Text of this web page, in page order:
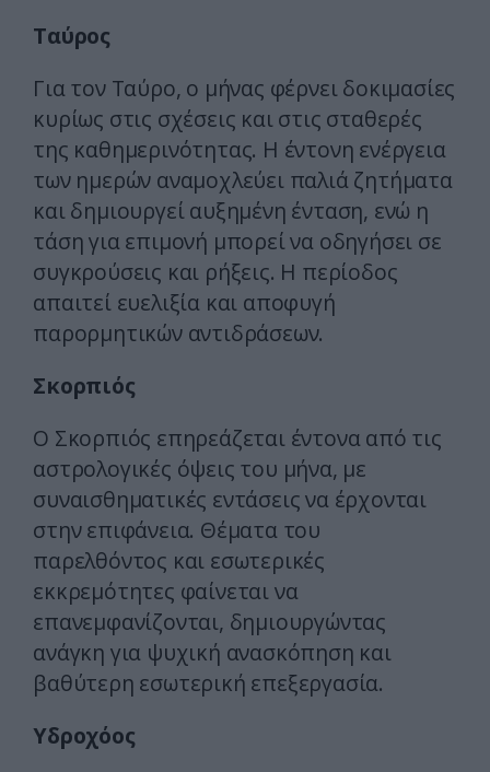
Ταύρος
Για τον Ταύρο, ο μήνας φέρνει δοκιμασίες
κυρίως στις σχέσεις και στις σταθερές
της καθημερινότητας. Η έντονη ενέργεια
των ημερών αναμοχλεύει παλιά ζητήματα
και δημιουργεί αυξημένη ένταση, ενώ η
τάση για επιμονή μπορεί να οδηγήσει σε
συγκρούσεις και ρήξεις. Η περίοδος
απαιτεί ευελιξία και αποφυγή
παρορμητικών αντιδράσεων.
Σκορπιός
Ο Σκορπιός επηρεάζεται έντονα από τις
αστρολογικές όψεις του μήνα, με
συναισθηματικές εντάσεις να έρχονται
στην επιφάνεια. Θέματα του
παρελθόντος και εσωτερικές
εκκρεμότητες φαίνεται να
επανεμφανίζονται, δημιουργώντας
ανάγκη για ψυχική ανασκόπηση και
βαθύτερη εσωτερική επεξεργασία.
Υδροχόος